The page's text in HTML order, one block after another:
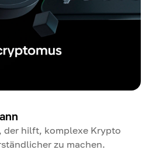
der hilft, komplexe Krypto
zu machen.